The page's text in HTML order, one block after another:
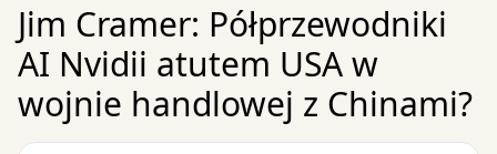
Jim Cramer: Półprzewodniki
AI Nvidii atutem USA w
wojnie handlowej z Chinami?